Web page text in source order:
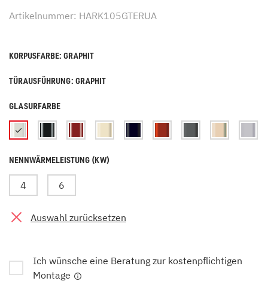
Artikelnummer: HARK105GTERUA
KORPUSFARBE: GRAPHIT
TÜRAUSFÜHRUNG: GRAPHIT
GLASURFARBE
NENNWÄRMELEISTUNG (KW)
4 6
Auswahl zurücksetzen
Ich wünsche eine Beratung zur kostenpflichtigen
Montage